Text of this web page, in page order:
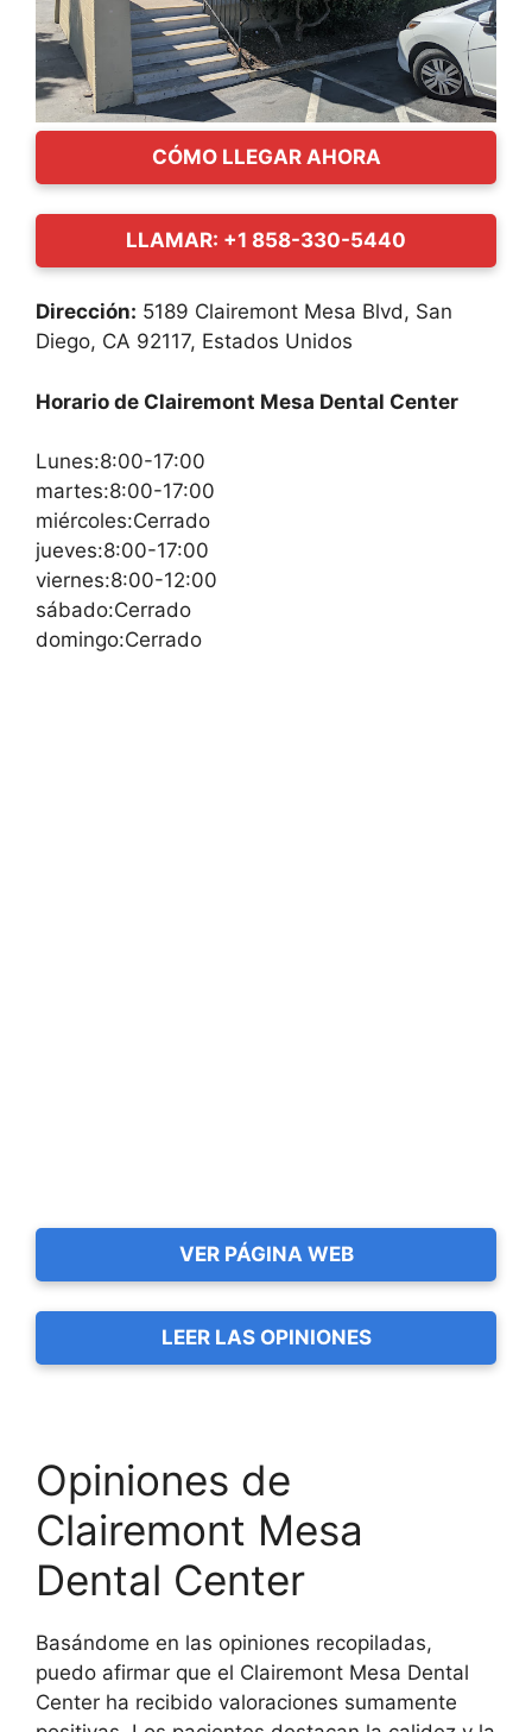
CÓMO LLEGAR AHORA
LLAMAR: +1 858-330-5440
Dirección: 5189 Clairemont Mesa Blvd, San
Diego, CA 92117, Estados Unidos
Horario de Clairemont Mesa Dental Center
Lunes:8:00-17:00
martes:8:00-17:00
miércoles:Cerrado
jueves:8:00-17:00
viernes:8:00-12:00
sábado:Cerrado
domingo:Cerrado
VER PÁGINA WEB
LEER LAS OPINIONES
Opiniones de
Clairemont Mesa
Dental Center
Basándome en las opiniones recopiladas,
puedo afirmar que el Clairemont Mesa Dental
Center ha recibido valoraciones sumamente